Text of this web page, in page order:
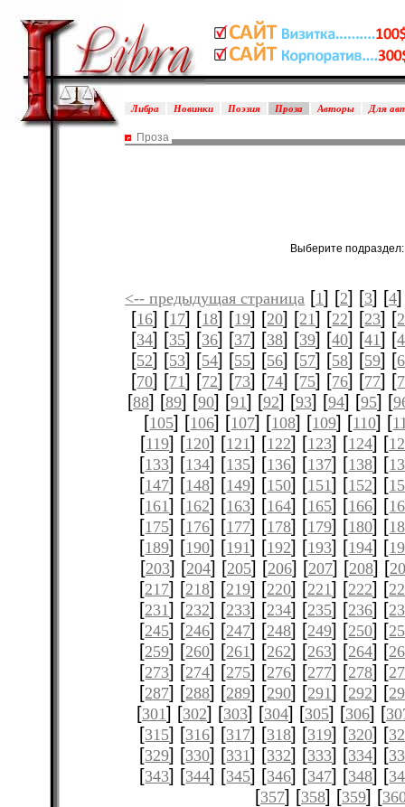
Либра Новинки Поэзия Проза Авторы Для
Проза
Выберите
<-- предыдущая страница [1] [2] [3] [4
[16] [17] [18] [19] [20] [21] [22] [23] [
[34] [35] [36] [37] [38] [39] [40] [41] [
[52] [53] [54] [55] [56] [57] [58] [59] [
[70] [71] [72] [73] [74] [75] [76] [77] [
[88] [89] [90] [91] [92] [93] [94] [95] [
[105] [106] [107] [108] [109] [110] [
[119] [120] [121] [122] [123] [124] [
[133] [134] [135] [136] [137] [138] [
[147] [148] [149] [150] [151] [152] [
[161] [162] [163] [164] [165] [166] [
[175] [176] [177] [178] [179] [180] [
[189] [190] [191] [192] [193] [194] [
[203] [204] [205] [206] [207] [208] [
[217] [218] [219] [220] [221] [222] [
[231] [232] [233] [234] [235] [236] [
[245] [246] [247] [248] [249] [250] [
[259] [260] [261] [262] [263] [264] [
[273] [274] [275] [276] [277] [278] [
[287] [288] [289] [290] [291] [292] [
[301] [302] [303] [304] [305] [306] [
[315] [316] [317] [318] [319] [320] [
[329] [330] [331] [332] [333] [334] [
[343] [344] [345] [346] [347] [348] [
[357] [358] [359] [